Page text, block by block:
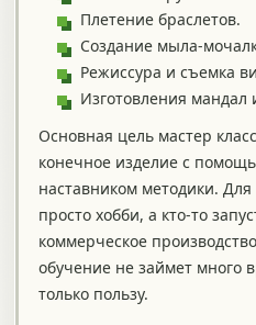
Плетение браслетов.
Создание мыла-
Режиссура и съемка
Изготовления мандал
Основная цель мастер
конечное изделие с
наставником методики. Для
просто хобби, а кто-то
коммерческое
обучение не займет много
только пользу.